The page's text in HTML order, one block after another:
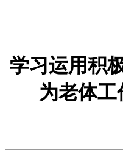
学习运用积
为老体